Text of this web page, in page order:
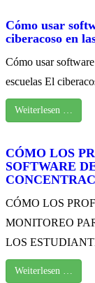
Cómo usar
ciberacoso en
Cómo usar
escuelas El
Weiterlesen …
CÓMO LOS
SOFTWARE
CÓMO LOS
MONITOREO
LOS
Weiterlesen …